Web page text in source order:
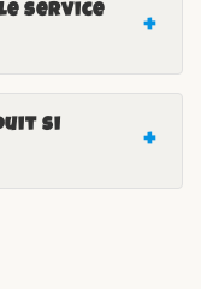
service
si